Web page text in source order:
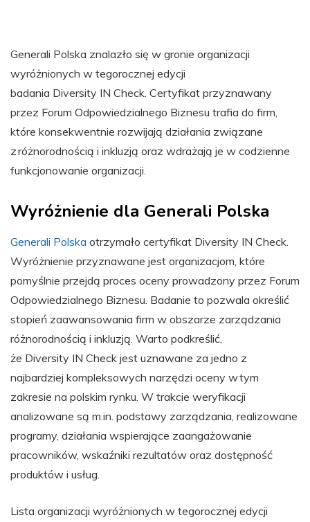
Generali Polska znalazło się w gronie organizacji
wyróżnionych w tegorocznej edycji
badania Diversity IN Check. Certyfikat przyznawany
przez Forum Odpowiedzialnego Biznesu trafia do firm,
które konsekwentnie rozwijają działania związane
z różnorodnością i inkluzją oraz wdrażają je w codzienne
funkcjonowanie organizacji.
Wyróżnienie dla Generali Polska
Generali Polska otrzymało certyfikat Diversity IN Check.
Wyróżnienie przyznawane jest organizacjom, które
pomyślnie przejdą proces oceny prowadzony przez Forum
Odpowiedzialnego Biznesu. Badanie to pozwala określić
stopień zaawansowania firm w obszarze zarządzania
różnorodnością i inkluzją. Warto podkreślić,
że Diversity IN Check jest uznawane za jedno z
najbardziej kompleksowych narzędzi oceny w tym
zakresie na polskim rynku. W trakcie weryfikacji
analizowane są m.in. podstawy zarządzania, realizowane
programy, działania wspierające zaangażowanie
pracowników, wskaźniki rezultatów oraz dostępność
produktów i usług.
Lista organizacji wyróżnionych w tegorocznej edycji